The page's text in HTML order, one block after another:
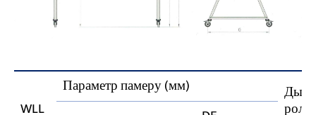
WLL
Параметр памеру (мм)